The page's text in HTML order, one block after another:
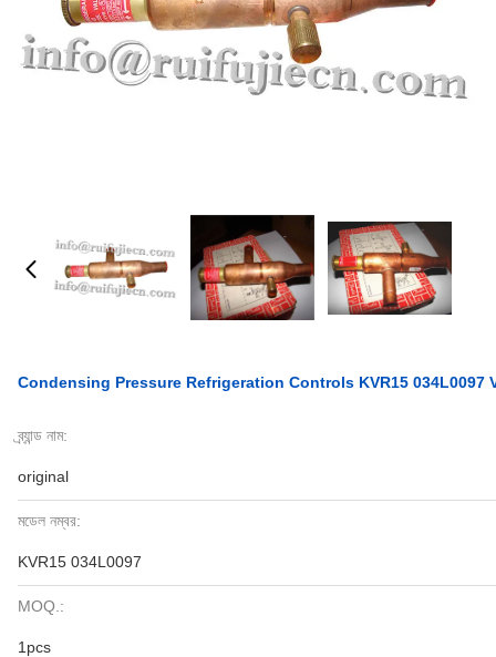
Condensing Pressure Refrigeration Controls KVR15 034L0097
ব্র্যান্ড নাম:
original
মডেল নম্বর:
KVR15 034L0097
MOQ.:
1pcs